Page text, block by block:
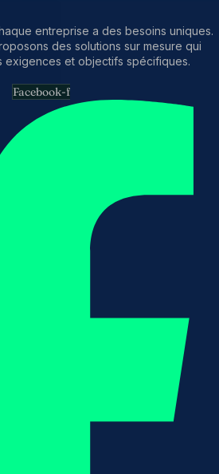
entreprise a des besoins uniques.
des solutions sur mesure qui
exigences et objectifs spécifiques.
Facebook-f